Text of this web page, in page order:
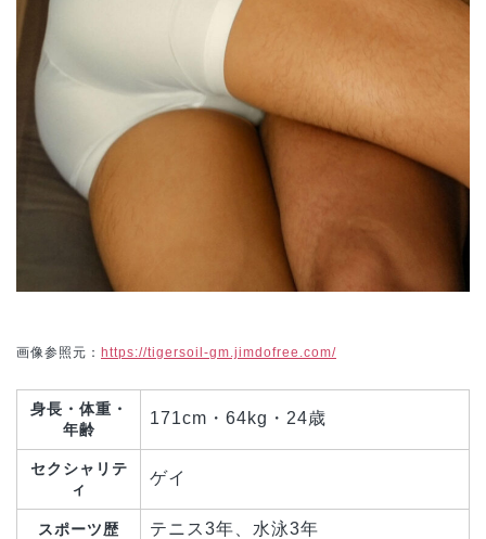
画像参照元： https://tigersoil-gm.jimdofree.com/
身長・体重・
年齢
171cm・64kg・24歳
セクシャリテ
ィ
ゲイ
スポーツ歴 テニス3年、水泳3年